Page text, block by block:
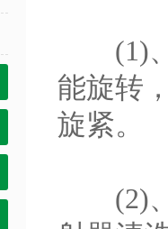
(1)、
能旋转
旋紧。
(2)、